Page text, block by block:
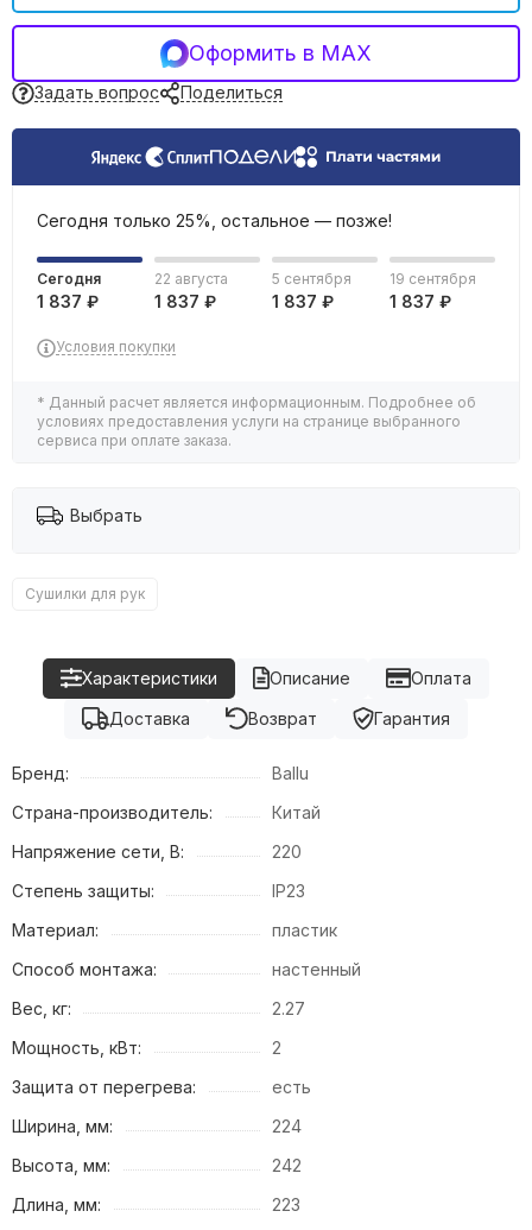
Терморегуляторы
Сушилки для рук
Оформить в MAX
Задать вопрос Поделиться
Сегодня только 25%, остальное — позже!
Сегодня
1 837 ₽
22 августа
1 837 ₽
5 сентября
1 837 ₽
19 сентября
1 837 ₽
Условия покупки
* Данный расчет является информационным. Подробнее об
условиях предоставления услуги на странице выбранного
сервиса при оплате заказа.
Выбрать
Сушилки для рук
Описание
Характеристики
Оплата
Доставка
Возврат Гарантия
Бренд:
Ballu
Страна-производитель:
Китай
Напряжение сети, В:
220
Степень защиты:
IP23
Материал:
пластик
Способ монтажа:
настенный
Вес, кг:
2.27
Мощность, кВт:
2
Защита от перегрева:
есть
Ширина, мм:
224
Высота, мм:
242
Длина, мм:
223